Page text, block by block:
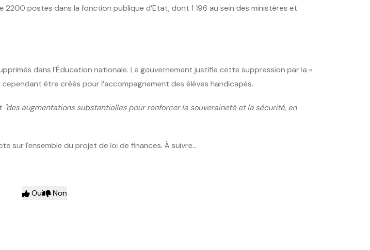
postes dans la fonction publique d’Etat, dont 1 196 au sein des ministères et
dans l’Éducation nationale. Le gouvernement justifie cette suppression par la «
être créés pour l’accompagnement des élèves handicapés.
"des augmentations substantielles pour renforcer la souveraineté et la sécurité, en
sur l'ensemble du projet de loi de finances. À suivre…
Oui Non